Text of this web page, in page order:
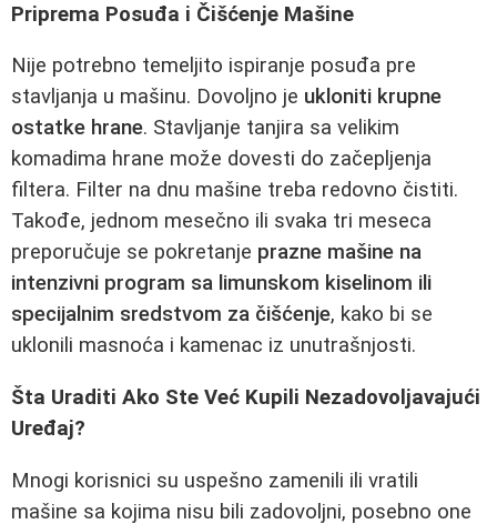
Priprema Posuđa i Čišćenje Mašine
Nije potrebno temeljito ispiranje posuđa pre
stavljanja u mašinu. Dovoljno je ukloniti krupne
ostatke hrane. Stavljanje tanjira sa velikim
komadima hrane može dovesti do začepljenja
filtera. Filter na dnu mašine treba redovno čistiti.
Takođe, jednom mesečno ili svaka tri meseca
preporučuje se pokretanje prazne mašine na
intenzivni program sa limunskom kiselinom ili
specijalnim sredstvom za čišćenje, kako bi se
uklonili masnoća i kamenac iz unutrašnjosti.
Šta Uraditi Ako Ste Već Kupili Nezadovoljavajući
Uređaj?
Mnogi korisnici su uspešno zamenili ili vratili
mašine sa kojima nisu bili zadovoljni, posebno one